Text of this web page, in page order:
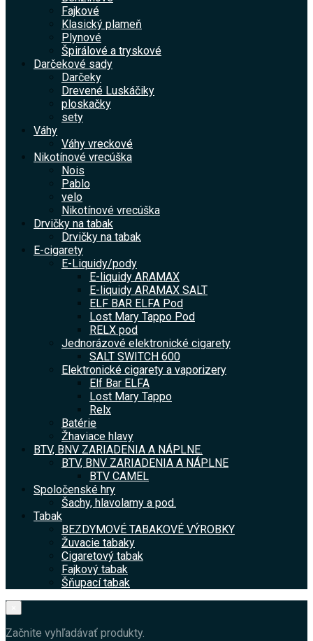
Fajkové
Klasický plameň
Plynové
Špirálové a tryskové
Darčekové sady
Darčeky
Drevené Luskáčiky
ploskačky
sety
Váhy
Váhy vreckové
Nikotínové vrecúška
Nois
Pablo
velo
Nikotínové vrecúška
Drvičky na tabak
Drvičky na tabak
E-cigarety
E-Liquidy/pody
E-liquidy ARAMAX
E-liquidy ARAMAX SALT
ELF BAR ELFA Pod
Lost Mary Tappo Pod
RELX pod
Jednorázové elektronické cigarety
SALT SWITCH 600
Elektronické cigarety a vaporizery
Elf Bar ELFA
Lost Mary Tappo
Relx
Batérie
Žhaviace hlavy
BTV, BNV ZARIADENIA A NÁPLNE.
BTV, BNV ZARIADENIA A NÁPLNE
BTV CAMEL
Spoločenské hry
Šachy, hlavolamy a pod.
Tabak
BEZDYMOVÉ TABAKOVÉ VÝROBKY
Žuvacie tabaky
Cigaretový tabak
Fajkový tabak
Šňupací tabak
Začnite vyhľadávať produkty.